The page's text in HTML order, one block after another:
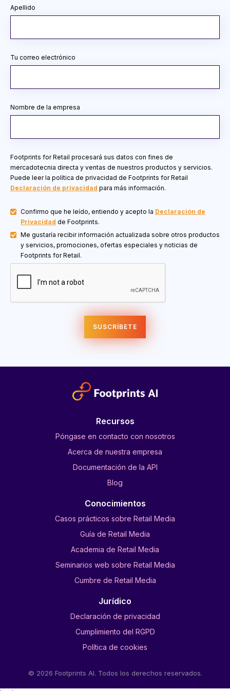
Apellido
Tu correo electrónico
Nombre de la empresa
Footprints for Retail procesará sus datos con fines de
mercadotecnia directa y ventas de nuestros productos y servicios.
Puede leer la política de privacidad de Footprints for Retail
Declaración de privacidad para más información.
Confirmo que he leído, entiendo y acepto la Declaración de
Privacidad de Footprints.
Me gustaría recibir información actualizada sobre otros productos
y servicios, promociones, ofertas especiales y noticias de
Footprints for Retail.
Recursos
Póngase en contacto con nosotros
Acerca de nuestra empresa
Documentación de la API
Blog
Conocimientos
Casos prácticos sobre Retail Media
Guía de Retail Media
Academia de Retail Media
Seminarios web sobre Retail Media
Cumbre de Retail Media
Jurídico
Declaración de privacidad
Cumplimiento del RGPD
Política de cookies
© 2026 Footprints AI. Todos los derechos reservados.